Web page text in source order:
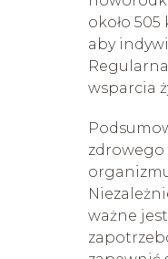
około
aby
wsparcia
zdrowego
ważne